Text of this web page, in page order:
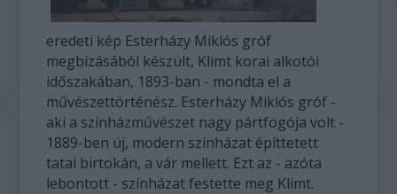
eredeti kép Esterházy Miklós gróf
megbízásából készült, Klimt korai alkotói
időszakában, 1893-ban - mondta el a
művészettörténész. Esterházy Miklós gróf -
aki a színházművészet nagy pártfogója volt -
1889-ben új, modern színházat építtetett
tatai birtokán, a vár mellett. Ezt az - azóta
lebontott - színházat festette meg Klimt.